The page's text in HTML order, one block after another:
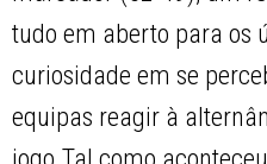
tudo em aberto para os
curiosidade em se
equipas reagir à